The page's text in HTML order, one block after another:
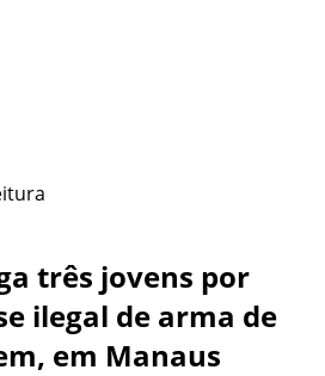
três jovens por
ilegal de arma de
em Manaus